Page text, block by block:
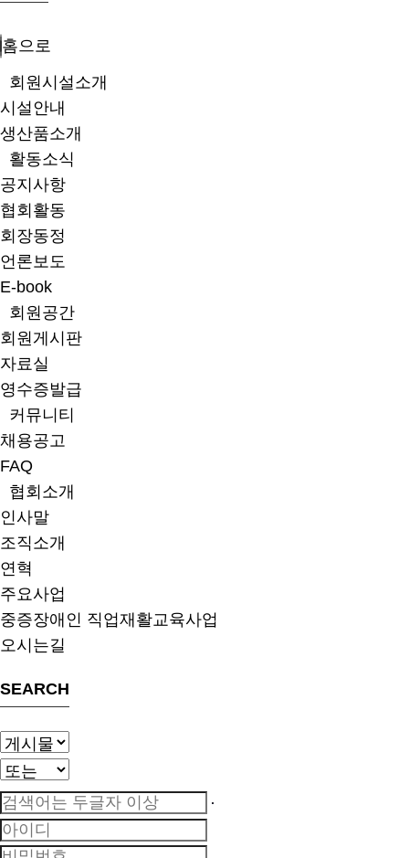
홈으로
회원시설소개
시설안내
생산품소개
활동소식
공지사항
협회활동
회장동정
언론보도
E-book
회원공간
회원게시판
자료실
영수증발급
커뮤니티
채용공고
FAQ
협회소개
인사말
조직소개
연혁
주요사업
중증장애인 직업재활교육사업
오시는길
SEARCH